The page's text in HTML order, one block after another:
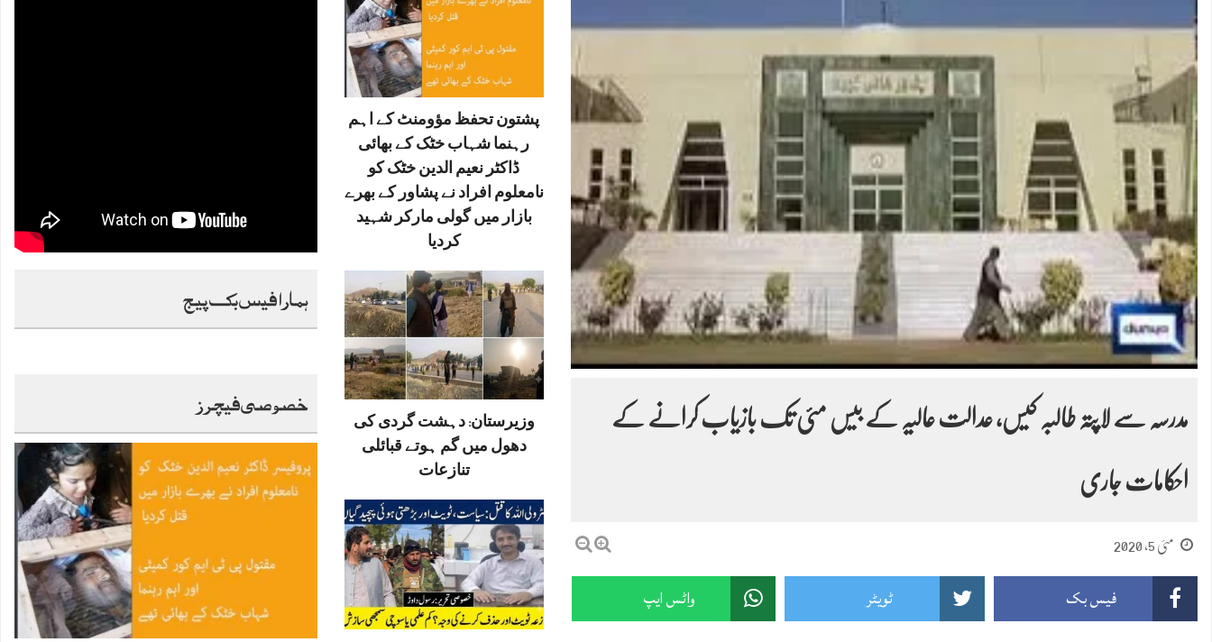
پشتون تحفظ مؤومنٹ کے اہم
رہنما شہاب خٹک کے بھائی
ڈاکٹر نعیم الدین خٹک کو
نامعلوم افراد نے پشاور کے بھرے
بازار میں گولی مارکر شہید
کردیا
وزیرستان: دہشت گردی کی
دھول میں گم ہوتے قبائلی
تنازعات
مدرسہ سے لاپتہ طالبہ کیس، عدالت عالیہ کے بیس مئی تک بازیاب کرانے کے
احکامات جاری
مئی 5, 2020
فیس بک ٹویٹر واٹس ایپ
ہمارا فیس بک پیج
خصوصی فیچرز